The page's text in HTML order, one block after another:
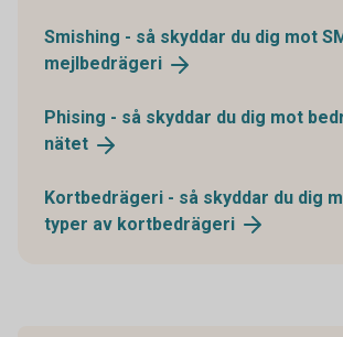
Smishing - så skyddar du dig mot
mejlbedrägeri
Phising - så skyddar du dig mot
nätet
Kortbedrägeri - så skyddar du dig
typer av kortbedrägeri